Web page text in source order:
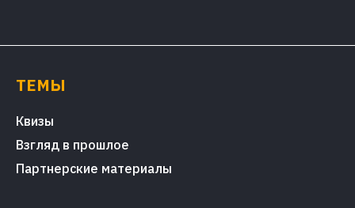
ТЕМЫ
Квизы
Взгляд в прошлое
Партнерские материалы